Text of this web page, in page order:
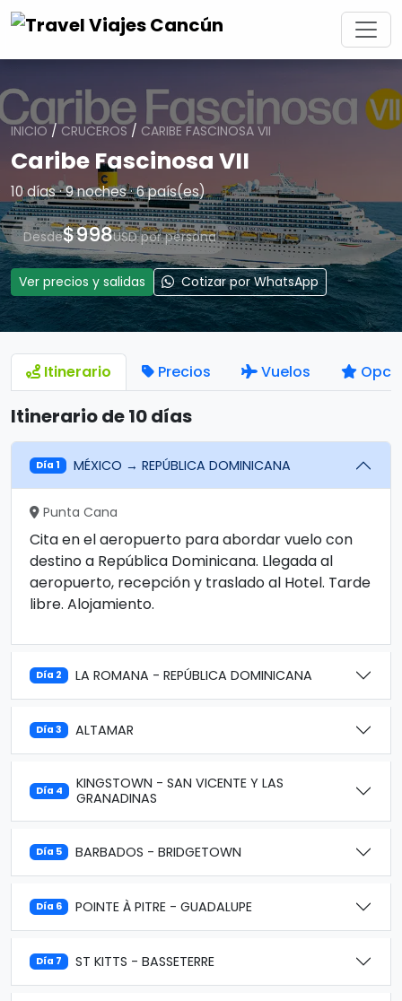
INICIO / CRUCEROS / CARIBE FASCINOSA VII
Caribe Fascinosa VII
10 días · 9 noches · 6 país(es)
Desde$998USD por persona
Ver precios y salidas Cotizar por WhatsApp
Itinerario Precios Vuelos
Itinerario de 10 días
Día 1 MÉXICO → REPÚBLICA DOMINICANA
Punta Cana
Cita en el aeropuerto para abordar vuelo con
destino a República Dominicana. Llegada al
aeropuerto, recepción y traslado al Hotel. Tarde
libre. Alojamiento.
Día 2 LA ROMANA - REPÚBLICA DOMINICANA
Día 3 ALTAMAR
Día 4
KINGSTOWN - SAN VICENTE Y LAS
GRANADINAS
Día 5 BARBADOS - BRIDGETOWN
Día 6 POINTE À PITRE - GUADALUPE
Día 7 ST KITTS - BASSETERRE